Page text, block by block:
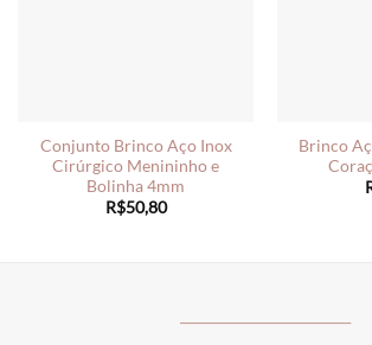
Conjunto Brinco Aço Inox
Cirúrgico Menininho e
Bolinha 4mm
R$50,80
Brinco